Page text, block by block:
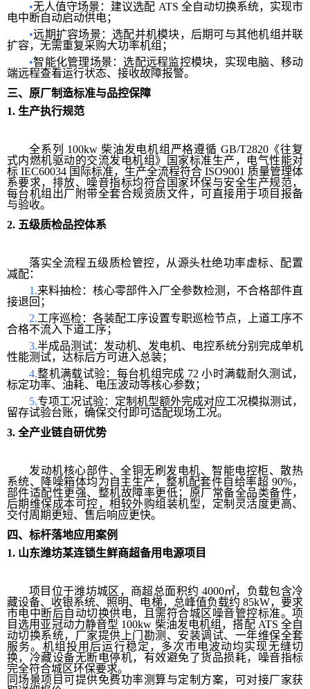
•无人值守场景：建议选配 ATS 全自动切换系统，实现市
电中断自动启动供电；
•远期扩容场景：选配并机模块，后期可与其他机组并联
扩容，无需重复采购大功率机组；
•智能化管理场景：选配远程监控模块，实现电脑、移动
端远程查看运行状态、接收故障报警。
三、原厂制造标准与品控保障
1. 生产执行规范
全系列 100kw 柴油发电机组严格遵循 GB/T2820《往复
式内燃机驱动的交流发电机组》国家标准生产，电气性能对
标 IEC60034 国际标准，生产全流程符合 ISO9001 质量管理体
系要求，排放、噪音指标均符合国家环保与安全生产规范，
每台机组出厂附带全套合规资质文件，可直接用于项目报备
与验收。
2. 五级质检品控体系
落实全流程五级质检管控，从源头杜绝功率虚标、配置
减配：
1.来料抽检：核心零部件入厂全参数检测，不合格部件直
接退回；
2.工序巡检：各装配工序设置专职巡检节点，上道工序不
合格不流入下道工序；
3.半成品测试：发动机、发电机、电控系统分别完成单机
性能测试，达标后方可进入总装；
4.整机满载试验：每台机组完成 72 小时满载耐久测试，
标定功率、油耗、电压波动等核心参数；
5.专项工况试验：定制机型额外完成对应工况模拟测试，
留存试验台账，确保交付即可适配现场工况。
3. 全产业链自研优势
发动机核心部件、全铜无刷发电机、智能电控柜、散热
系统、降噪箱体均为自主生产，整机配套件自给率超 90%，
部件适配性更强、整机故障率更低；原厂常备全品类备件，
后期维保成本可控，相较外购组装机型，定制灵活度更高、
交付周期更短、售后响应更快。
四、标杆落地应用案例
1. 山东潍坊某连锁生鲜商超备用电源项目
项目位于潍坊城区，商超总面积约 4000㎡，负载包含冷
藏设备、收银系统、照明、电梯，总峰值负载约 85kW，要求
市电中断后自动切换供电，且需符合城区噪音管控标准。项
目选用亚冠动力静音型 100kw 柴油发电机组，搭配 ATS 全自
动切换系统，厂家提供上门勘测、安装调试、一年维保全套
服务。机组投用后运行稳定，多次市电波动均实现无缝切
换，冷藏设备无断电停机，有效避免了货品损耗，噪音指标
完全符合城区环保要求。
同场景项目可提供免费功率测算与定制方案，可对接厂家获